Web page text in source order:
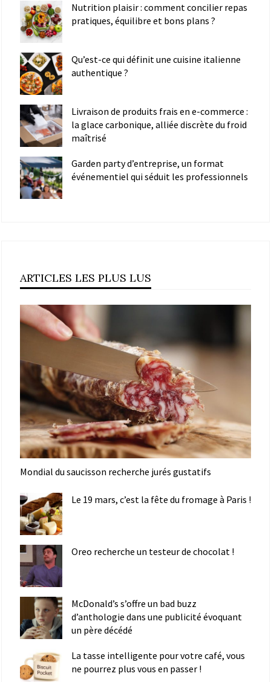
Nutrition plaisir : comment concilier repas
pratiques, équilibre et bons plans ?
Qu’est-ce qui définit une cuisine italienne
authentique ?
Livraison de produits frais en e-commerce :
la glace carbonique, alliée discrète du froid
maîtrisé
Garden party d’entreprise, un format
événementiel qui séduit les professionnels
ARTICLES LES PLUS LUS
Mondial du saucisson recherche jurés gustatifs
Le 19 mars, c’est la fête du fromage à Paris !
Oreo recherche un testeur de chocolat !
McDonald’s s’offre un bad buzz
d’anthologie dans une publicité évoquant
un père décédé
La tasse intelligente pour votre café, vous
ne pourrez plus vous en passer !